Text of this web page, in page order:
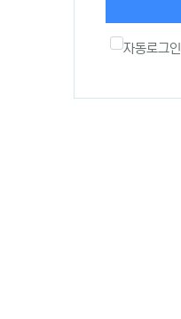
자동로그인